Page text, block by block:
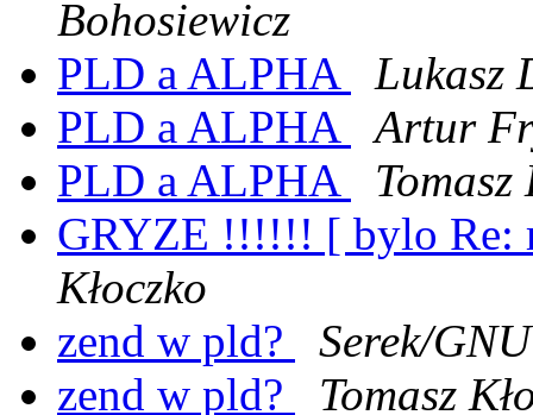
Bohosiewicz
PLD a ALPHA
Lukasz
PLD a ALPHA
Artur
PLD a ALPHA
Tomasz
GRYZE !!!!!! [ bylo Re:
Kłoczko
zend w pld?
Serek/GNU
zend w pld?
Tomasz